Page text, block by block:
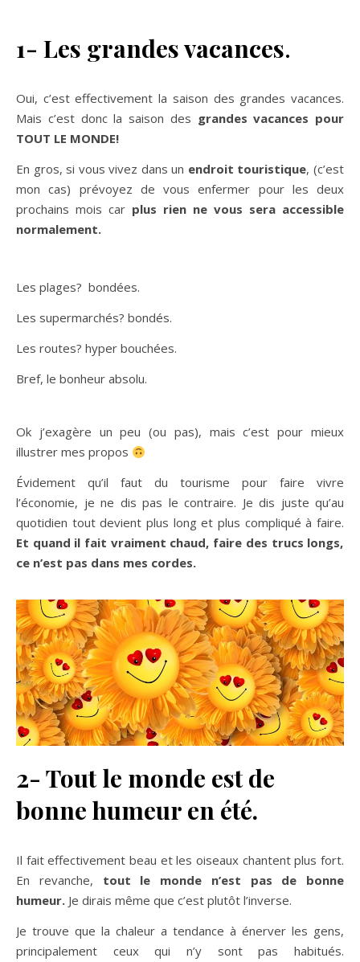
1- Les grandes vacances.
Oui, c’est effectivement la saison des grandes vacances.
Mais c’est donc la saison des grandes vacances pour
TOUT LE MONDE!
En gros, si vous vivez dans un endroit touristique, (c’est
mon cas) prévoyez de vous enfermer pour les deux
prochains mois car plus rien ne vous sera accessible
normalement.
Les plages? bondées.
Les supermarchés? bondés.
Les routes? hyper bouchées.
Bref, le bonheur absolu.
Ok j’exagère un peu (ou pas), mais c’est pour mieux
illustrer mes propos
Évidement qu’il faut du tourisme pour faire vivre
l’économie, je ne dis pas le contraire. Je dis juste qu’au
quotidien tout devient plus long et plus compliqué à faire.
Et quand il fait vraiment chaud, faire des trucs longs,
ce n’est pas dans mes cordes.
2- Tout le monde est de
bonne humeur en été.
Il fait effectivement beau et les oiseaux chantent plus fort.
En revanche, tout le monde n’est pas de bonne
humeur. Je dirais même que c’est plutôt l’inverse.
Je trouve que la chaleur a tendance à énerver les gens,
principalement ceux qui n’y sont pas habitués.